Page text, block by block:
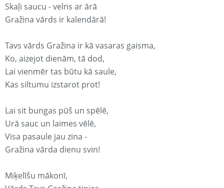
Skaļi saucu - velns ar ārā
Gražina vārds ir kalendārā!
Tavs vārds Gražina ir kā vasaras gaisma,
Ko, aizejot dienām, tā dod,
Lai vienmēr tas būtu kā saule,
Kas siltumu izstarot prot!
Lai sit bungas pūš un spēlē,
Urā sauc un laimes vēlē,
Visa pasaule jau zina -
Gražina vārda dienu svin!
Miķelīšu mākonī,